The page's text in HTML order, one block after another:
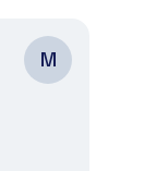
M